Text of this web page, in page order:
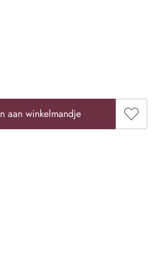
voer de gewenste
aan winkelmandje